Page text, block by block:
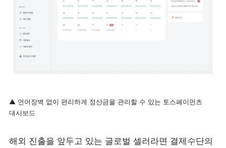
▲ 언어장벽 없이 편리하게 정산금을 관리할 수 있는 토스페이먼츠
대시보드
해외 진출을 앞두고 있는 글로벌 셀러라면 결제수단의